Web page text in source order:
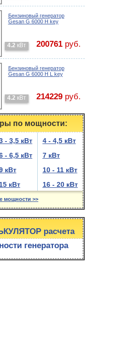
Бензиновый генератор
Gesan G 6000 H key
4.2 кВт 200761руб.
Бензиновый генератор
Gesan G 6000 H L key
4.2 кВт 214229руб.
по мощности:
- 3,5 кВт
4 - 4,5 кВт
- 6,5 кВт
7 кВт
кВт
10 - 11 кВт
15 кВт 16 - 20 кВт
мощности >>
расчета
генератора